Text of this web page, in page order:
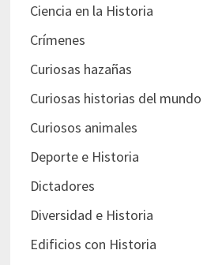
Ciencia en la Historia
Crímenes
Curiosas hazañas
Curiosas historias del mundo
Curiosos animales
Deporte e Historia
Dictadores
Diversidad e Historia
Edificios con Historia